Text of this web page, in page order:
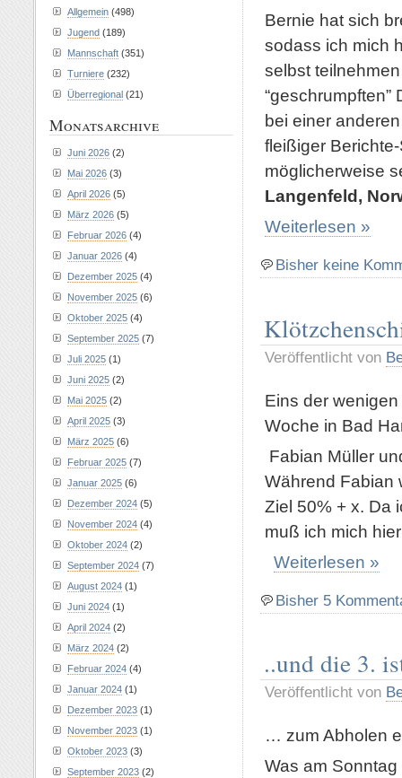
Bernie hat sich
sodass ich mich
selbst
bei einer
fleißiger
möglicherweise
Langenfeld,
Weiterlesen »
Bisher keine
Veröffentlicht von
Eins der
Woche in Bad
Fabian Müller
Während Fabian
Ziel 50% + x. Da
muß ich mich
Weiterlesen »
Bisher 5
..und die 3.
Veröffentlicht von
… zum Abholen
Was am
Allgemein (498)
Jugend (189)
Mannschaft (351)
Turniere (232)
Überregional (21)
Monatsarchive
Juni 2026 (2)
Mai 2026 (3)
April 2026 (5)
März 2026 (5)
Februar 2026 (4)
Januar 2026 (4)
Dezember 2025 (4)
November 2025 (6)
Oktober 2025 (4)
September 2025 (7)
Juli 2025 (1)
Juni 2025 (2)
Mai 2025 (2)
April 2025 (3)
März 2025 (6)
Februar 2025 (7)
Januar 2025 (6)
Dezember 2024 (5)
November 2024 (4)
Oktober 2024 (2)
September 2024 (7)
August 2024 (1)
Juni 2024 (1)
April 2024 (2)
März 2024 (2)
Februar 2024 (4)
Januar 2024 (1)
Dezember 2023 (1)
November 2023 (1)
Oktober 2023 (3)
September 2023 (2)